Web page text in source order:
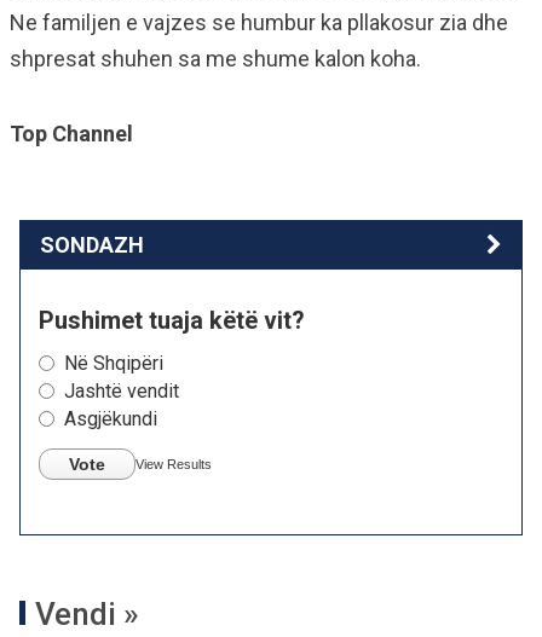
Ne familjen e vajzes se humbur ka pllakosur zia dhe
shpresat shuhen sa me shume kalon koha.
Top Channel
SONDAZH
Pushimet tuaja këtë vit?
Në Shqipëri
Jashtë vendit
Asgjëkundi
Vote View Results
Vendi »